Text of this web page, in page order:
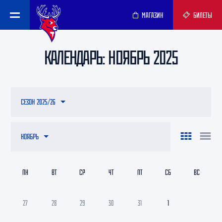
МАГАЗИН БИЛЕТЫ
КАЛЕНДАРЬ: НОЯБРЬ 2025
НОЯБРЬ
СЕЗОН 2025/26
27 28 29 30 31 1
ПН ВТ СР ЧТ ПТ СБ ВС